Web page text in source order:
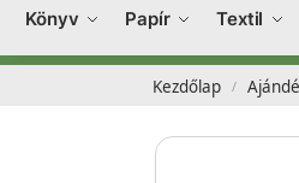
Könyv Papír Textil
Kezdőlap /